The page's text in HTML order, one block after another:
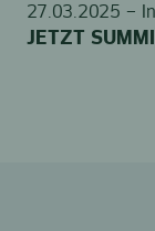
27.03.2025 –
JETZT